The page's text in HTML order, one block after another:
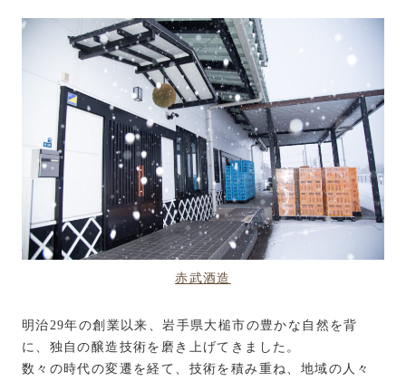
赤武酒造
明治29年の創業以来、岩手県大槌市の豊かな自然を背
に、独自の醸造技術を磨き上げてきました。
数々の時代の変遷を経て、技術を積み重ね、地域の人々